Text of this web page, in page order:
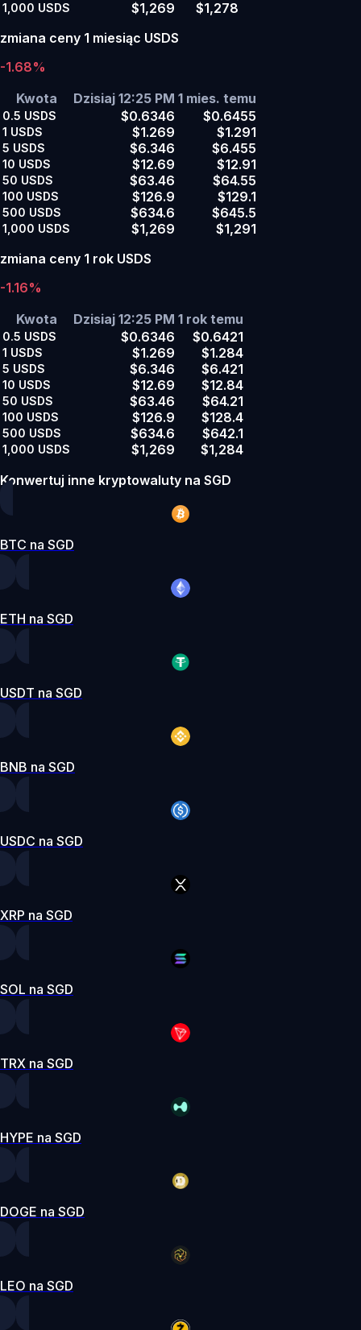
1,000 USDS $1,269
$1,278
zmiana ceny 1 miesiąc USDS
-1.68%
Kwota
Dzisiaj 12:25 PM 1 mies. temu
0.5 USDS $0.6346 $0.6455
1 USDS $1.269 $1.291
5 USDS $6.346 $6.455
10 USDS $12.69 $12.91
50 USDS $63.46 $64.55
100 USDS $126.9 $129.1
500 USDS $634.6 $645.5
1,000 USDS $1,269
$1,291
zmiana ceny 1 rok USDS
-1.16%
Kwota
Dzisiaj 12:25 PM 1 rok temu
0.5 USDS $0.6346 $0.6421
1 USDS $1.269 $1.284
5 USDS $6.346 $6.421
10 USDS $12.69 $12.84
50 USDS $63.46 $64.21
100 USDS $126.9 $128.4
500 USDS $634.6 $642.1
1,000 USDS $1,269
$1,284
Konwertuj inne kryptowaluty na SGD
BTC na SGD
ETH na SGD
USDT na SGD
BNB na SGD
USDC na SGD
XRP na SGD
SOL na SGD
TRX na SGD
HYPE na SGD
DOGE na SGD
LEO na SGD